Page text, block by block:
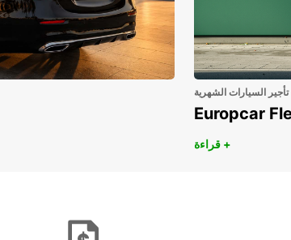
تأجير السيارات الشهرية
قراءة +